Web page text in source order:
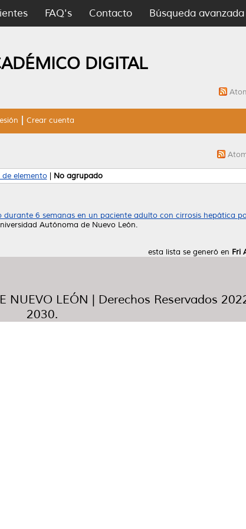
FAQ's Contacto Búsqueda avanzada
DIGITAL
Crear cuenta
de elemento| No agrupado
6 semanas en un paciente adulto con cirrosis hepática
Autónoma de Nuevo León.
esta lista se generó en Fri
NUEVO LEÓN | Derechos Reservados
2030.